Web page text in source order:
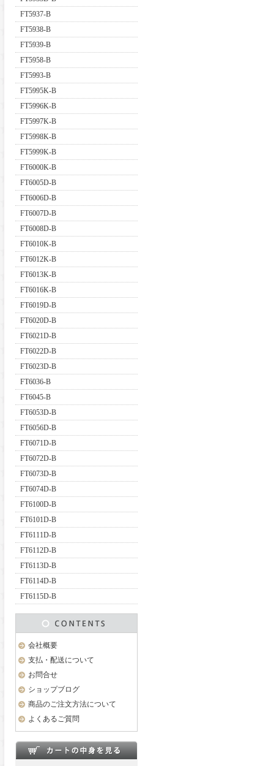
FT5937-B
FT5938-B
FT5939-B
FT5958-B
FT5993-B
FT5995K-B
FT5996K-B
FT5997K-B
FT5998K-B
FT5999K-B
FT6000K-B
FT6005D-B
FT6006D-B
FT6007D-B
FT6008D-B
FT6010K-B
FT6012K-B
FT6013K-B
FT6016K-B
FT6019D-B
FT6020D-B
FT6021D-B
FT6022D-B
FT6023D-B
FT6036-B
FT6045-B
FT6053D-B
FT6056D-B
FT6071D-B
FT6072D-B
FT6073D-B
FT6074D-B
FT6100D-B
FT6101D-B
FT6111D-B
FT6112D-B
FT6113D-B
FT6114D-B
FT6115D-B
会社概要
支払・配送について
お問合せ
ショップブログ
商品のご注文方法について
よくあるご質問